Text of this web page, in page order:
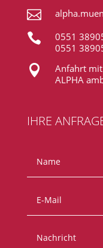


0551
0551

Anfahrt mit
ALPHA
IHRE